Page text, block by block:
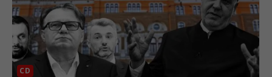
CD